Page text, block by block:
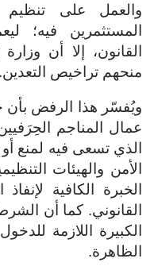
والعمل على تنظيم
المستثمرين فيه؛
القانون، إلا أن
منحهم تراخيص التعدين.
ويُفسّر هذا الرفض بأن
عمال المناجم
الذي تسعى فيه لمنع
الأمن والهيئات
الخبرة الكافية
القانوني. كما أن
الكبيرة اللازمة
الظاهرة.